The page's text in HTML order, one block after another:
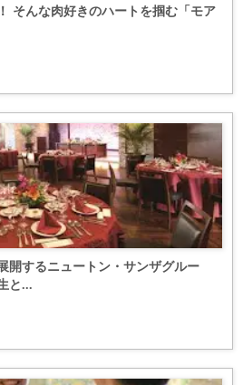
そんな肉好きのハートを掴む「モア
開するニュートン・サンザグルー
と...